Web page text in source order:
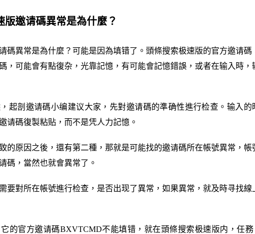
版邀请碼異常是為什麼？
碼異常是為什麼？可能是因為填错了。頭條搜索极速版的官方邀请碼
，可能會有點復杂，光靠記憶，有可能會記憶錯誤，或者在输入時，
起剖邀请碼小编建议大家，先對邀请碼的準确性進行检查。输入的
请碼復製粘贴，而不是凭人力記憶。
的原因之後，還有第二種，那就是可能找的邀请碼所在帳號異常，帳
碼，當然也就會異常了。
要對所在帳號進行检查，是否出现了異常，如果異常，就及時寻找線
的官方邀请碼BXVTCMD不能填错，就在頭條搜索极速版内，任務